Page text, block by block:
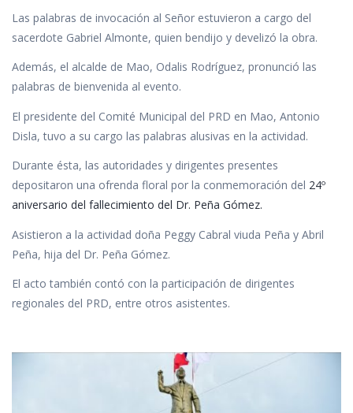
Las palabras de invocación al Señor estuvieron a cargo del
sacerdote Gabriel Almonte, quien bendijo y develizó la obra.
Además, el alcalde de Mao, Odalis Rodríguez, pronunció las
palabras de bienvenida al evento.
El presidente del Comité Municipal del PRD en Mao, Antonio
Disla, tuvo a su cargo las palabras alusivas en la actividad.
Durante ésta, las autoridades y dirigentes presentes
depositaron una ofrenda floral por la conmemoración del 24º
aniversario del fallecimiento del Dr. Peña Gómez.
Asistieron a la actividad doña Peggy Cabral viuda Peña y Abril
Peña, hija del Dr. Peña Gómez.
El acto también contó con la participación de dirigentes
regionales del PRD, entre otros asistentes.